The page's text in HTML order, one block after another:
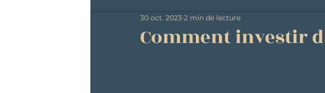
Comment investir
30 oct. 2023 2 min de lecture